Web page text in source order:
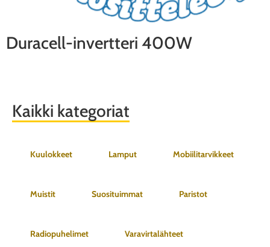
Duracell-invertteri 400W
Kaikki kategoriat
Kuulokkeet Lamput Mobiilitarvikkeet
Muistit Suosituimmat Paristot
Radiopuhelimet Varavirtalähteet